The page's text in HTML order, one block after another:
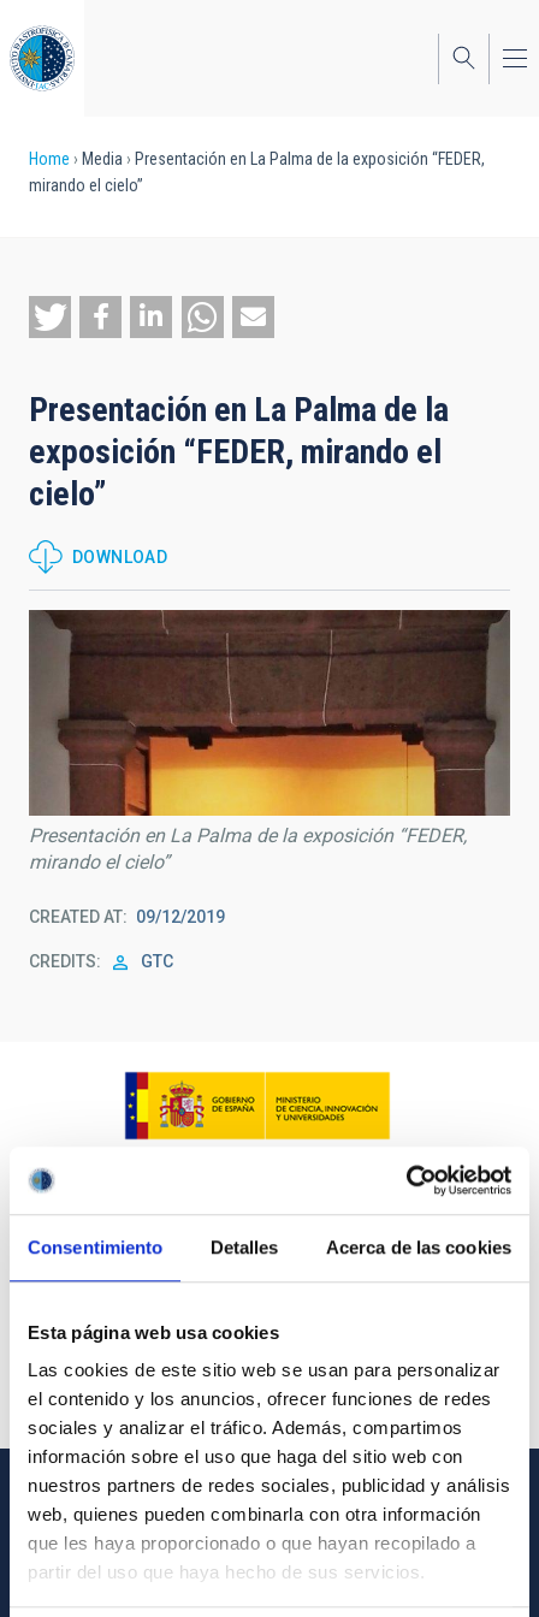
Consentimiento Detalles Acerca de las cookies
Esta página web usa cookies
Las cookies de este sitio web se usan para personalizar
el contenido y los anuncios, ofrecer funciones de redes
sociales y analizar el tráfico. Además, compartimos
información sobre el uso que haga del sitio web con
nuestros partners de redes sociales, publicidad y análisis
web, quienes pueden combinarla con otra información
que les haya proporcionado o que hayan recopilado a
partir del uso que haya hecho de sus servicios.
to
main
content
Breadcrumb
Home Media
Presentación en La Palma de la exposición “FEDER,
mirando el cielo”
Presentación en La Palma de la
exposición “FEDER, mirando el
cielo”
DOWNLOAD
Presentación en La Palma de la exposición “FEDER,
mirando el cielo”
CREATED AT 09/12/2019
CREDITS GTC
GENERAL INFORMATION
Contact
How to get to the IAC